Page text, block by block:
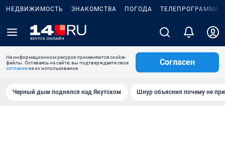
НЕДВИЖИМОСТЬ ЗНАКОМСТВА ПОГОДА ТЕЛЕПРОГРАММА
На информационном ресурсе применяются cookie-
файлы. Оставаясь на сайте, вы подтверждаете свое
согласиена их использование.
Согласен
Черный дым поднялся над Якутском Шнур объяснил почему не